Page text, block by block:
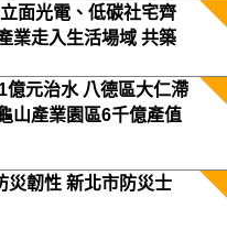
面光電、低碳社宅齊
業走入生活場域 共築
億元治水 八德區大仁滯
山產業園區6千億產值
災韌性 新北市防災士